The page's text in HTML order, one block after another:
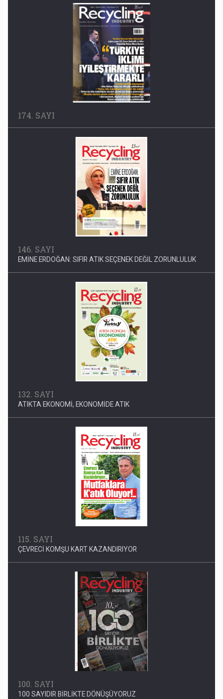
174. SAYI
146. SAYI
EMİNE ERDOĞAN: SIFIR ATIK SEÇENEK DEĞİL ZORUNLULUK
132. SAYI
ATIKTA EKONOMİ, EKONOMİDE ATIK
115. SAYI
ÇEVRECİ KOMŞU KART KAZANDIRIYOR
100. SAYI
100 SAYIDIR BİRLİKTE DÖNÜŞÜYORUZ